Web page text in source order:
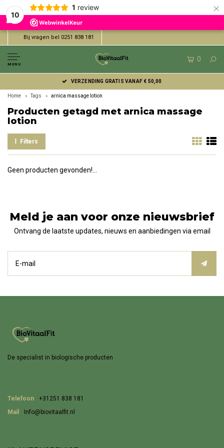
10
1 review ×
Bij vragen bel 0251 838 181
MENU
0
VERZENDING GRATIS VANAF € 50,00
Home Tags arnica massage lotion
Producten getagd met arnica massage
lotion
Filters
Geen producten gevonden!...
Meld je aan voor onze nieuwsbrief
Ontvang de laatste updates, nieuws en aanbiedingen via email
De specialist in biologische producten
Telefoon
+31251 838 181
Mail
Info@biovitaalfit.nl